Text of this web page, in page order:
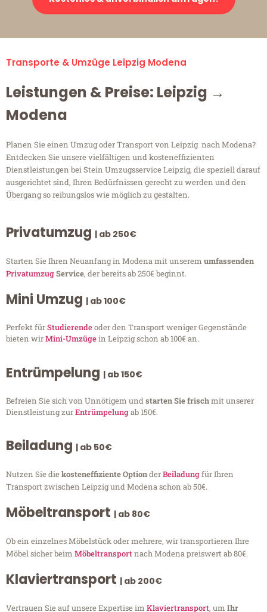
Transporte & Umzüge Leipzig Modena
Leistungen & Preise: Leipzig →
Modena
Planen Sie einen Umzug oder Transport von Leipzig nach Modena?
Entdecken Sie unsere vielfältigen und kosteneffizienten
Dienstleistungen bei Stein Umzugsservice Leipzig, die speziell darauf
ausgerichtet sind, Ihren Bedürfnissen gerecht zu werden und den
Übergang so reibungslos wie möglich zu gestalten.
Privatumzug | ab 250€
Starten Sie Ihren Neuanfang in Modena mit unserem umfassenden
PrivatumzugService, der bereits ab 250€ beginnt.
Mini Umzug | ab 100€
Perfekt fürStudierendeoder den Transport weniger Gegenstände
bieten wirMini-Umzügein Leipzig schon ab 100€ an.
Entrümpelung | ab 150€
Befreien Sie sich von Unnötigem undstarten Sie frischmit unserer
Dienstleistung zurEntrümpelungab 150€.
Beiladung | ab 50€
Nutzen Sie diekosteneffiziente OptionderBeiladungfür Ihren
Transport zwischen Leipzig und Modena schon ab 50€.
Möbeltransport | ab 80€
Ob ein einzelnes Möbelstück oder mehrere, wir transportieren Ihre
Möbel sicher beim Möbeltransportnach Modena preiswert ab 80€.
Klaviertransport | ab 200€
Vertrauen Sie auf unsere Expertise im Klaviertransport, um Ihr